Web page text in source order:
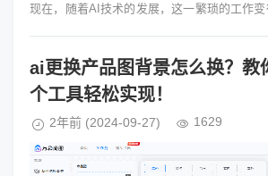
现在，随着AI技术的发展，这一繁琐的工作变
ai更换产品图背景怎么换？教
个工具轻松实现！
2年前 (2024-09-27) 1629